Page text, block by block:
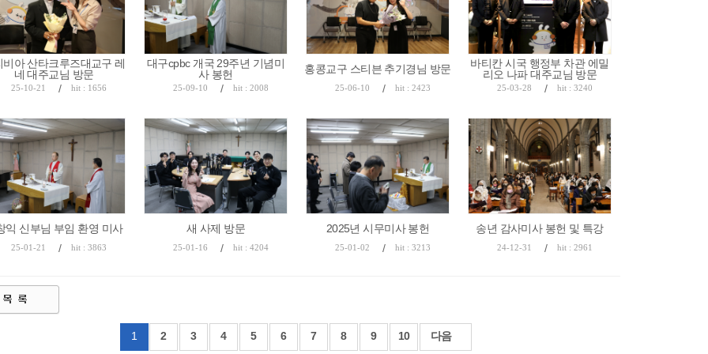
비아 산타크루즈대교구 레
네 대주교님 방문
25-10-21 / hit : 1656
대구cpbc 개국 29주년 기념미
사 봉헌
25-09-10 / hit : 2008
홍콩교구 스티븐 추기경님 방문
25-06-10 / hit : 2423
바티칸 시국 행정부 차관 에밀
리오 나파 대주교님 방문
25-03-28 / hit : 3240
익 신부님 부임 환영 미사
25-01-21 / hit : 3863
새 사제 방문
25-01-16 / hit : 4204
2025년 시무미사 봉헌
25-01-02 / hit : 3213
송년 감사미사 봉헌 및 특강
24-12-31 / hit : 2961
1 2 3 4 5 6 7 8 9 10 다음